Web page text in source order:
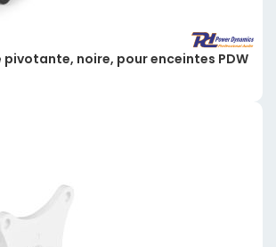
noire, pour enceintes PDW